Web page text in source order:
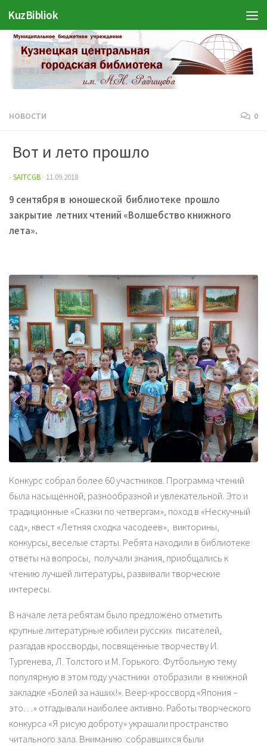
Перейти к содержимому
KuzBibliok
НОВОСТИ 0
Вот и лето прошло
-SAITCGB · 11.09.2018
9 сентября в юношеской библиотеке прошло
закрытие летних чтений «Волшебство книжного
лета».
Конкурс собрал более 60 участников. Программа чтений
была насыщенной, разнообразной и увлекательной. Это и
традиционные «Сказки по четвергам», поход в «Нескучный
сад», квест «Летняя сходка часодеев», викторины,
конкурсы, веселые старты. Ребята находили в библиотеке
ответы на вопросы, получали знания, приобщались к
чтению лучшей литературы, развивали творческие
интересы.
В начале лета ребятам было предложено отметить
крупные литературные юбилеи русских писателей,
разгадав кроссворды, посвящённые творчеству И.
Тургенева, Л. Толстого и М. Горького. Футбольную тему
популярную в этом году участники отобразили в книжной
закладке «Болей за наших!». Веер-кроссворд «Япония –
это…» отгадывали наиболее активно. Работы творческого
конкурса «Я рисую доброту» украшали пространство
читального зала. Вниманию собравшихся были